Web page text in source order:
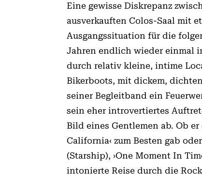
Eine gewisse Diskrepanz
ausverkauften Colos-Saal mit
Ausgangssituation für die
Jahren endlich wieder einmal
durch relativ kleine, intime
Bikerboots, mit dickem,
seiner Begleitband ein
sein eher introvertiertes
Bild eines Gentlemen ab. Ob er
California‹ zum Besten gab
(Starship), ›One Moment In
intonierte Reise durch die